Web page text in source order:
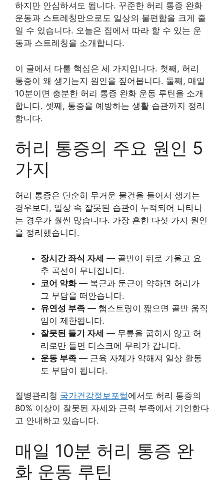
하지만 안심하셔도 됩니다. 꾸준한 허리 통증 완화
운동과 스트레칭만으로도 일상의 불편함을 크게 줄
일 수 있습니다. 오늘은 집에서 따라 할 수 있는 운
동과 스트레칭을 소개합니다.
이 글에서 다룰 핵심은 세 가지입니다. 첫째, 허리
통증이 왜 생기는지 원인을 짚어봅니다. 둘째, 매일
10분이면 충분한 허리 통증 완화 운동 루틴을 소개
합니다. 셋째, 통증을 예방하는 생활 습관까지 정리
합니다.
허리 통증의 주요 원인 5
가지
허리 통증은 단순히 무거운 물건을 들어서 생기는
경우보다, 일상 속 잘못된 습관이 누적되어 나타나
는 경우가 훨씬 많습니다. 가장 흔한 다섯 가지 원인
을 정리했습니다.
장시간 좌식 자세 — 골반이 뒤로 기울고 요
추 곡선이 무너집니다.
코어 약화— 복근과 둔근이 약하면 허리가
그 부담을 떠안습니다.
유연성 부족 — 햄스트링이 짧으면 골반 움직
임이 제한됩니다.
잘못된 들기 자세 — 무릎을 굽히지 않고 허
리로만 들면 디스크에 무리가 갑니다.
운동 부족 — 근육 자체가 약해져 일상 활동
도 부담이 됩니다.
질병관리청 국가건강정보포털에서도 허리 통증의
80% 이상이 잘못된 자세와 근력 부족에서 기인한다
고 안내하고 있습니다.
매일 10분 허리 통증 완
화 운동 루틴